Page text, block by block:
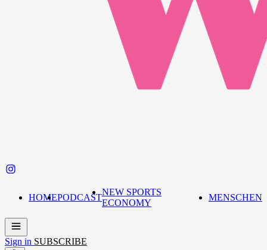
HOMEPODCAST
NEW SPORTS
ECONOMY
MENSCHEN
Sign in SUBSCRIBE